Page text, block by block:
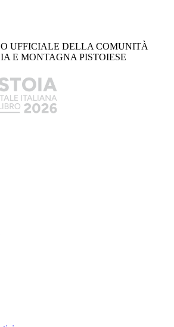
UFFICIALE DELLA COMUNITÀ
E MONTAGNA PISTOIESE